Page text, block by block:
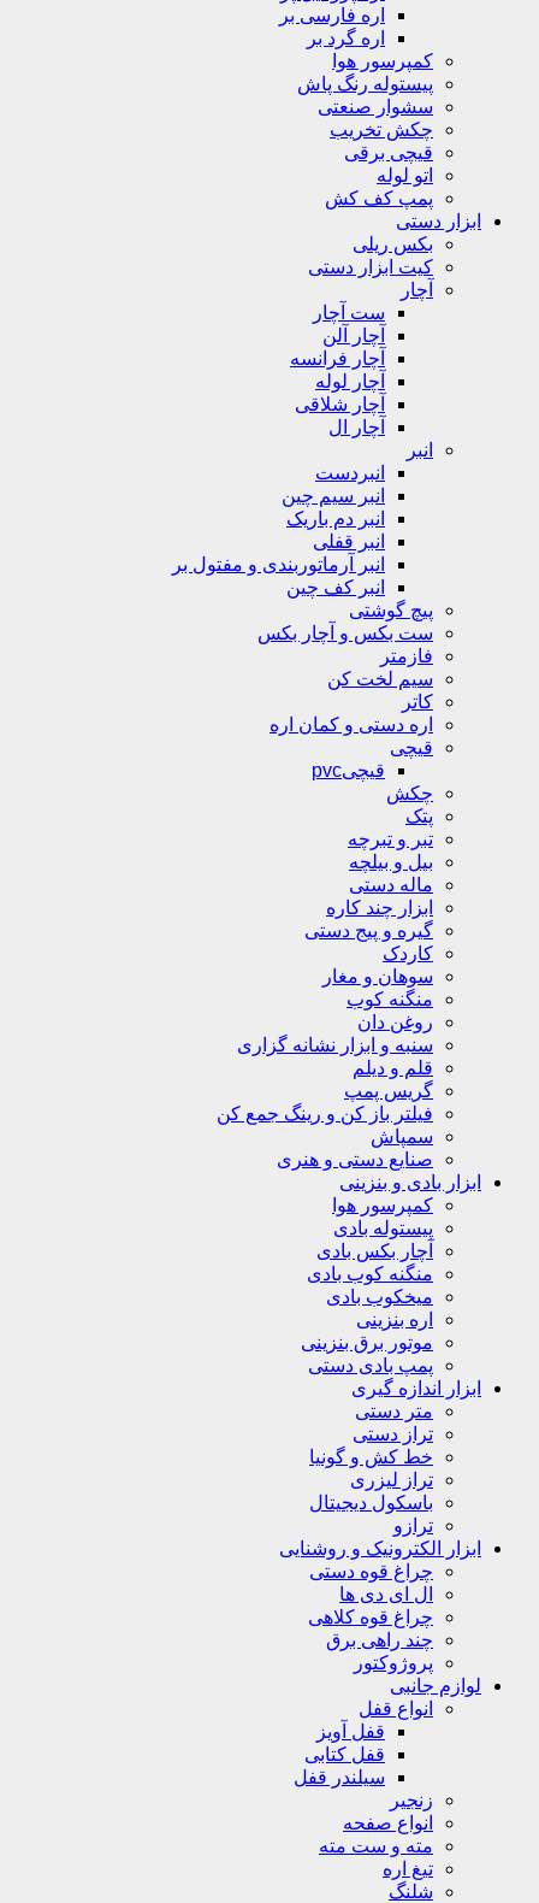
اره فارسی بر
اره گرد بر
کمپرسور هوا
پیستوله رنگ پاش
سشوار صنعتی
چکش تخریب
قیچی برقی
اتو لوله
پمپ کف کش
ابزار دستی
بکس ریلی
کیت ابزار دستی
آچار
ست آچار
آچار آلن
آچار فرانسه
آچار لوله
آچار شلاقی
آچار ال
انبر
انبردست
انبر سیم چین
انبر دم باریک
انبر قفلی
انبر آرماتوربندی و مفتول بر
انبر کف چین
پیچ گوشتی
ست بکس و آچار بکس
فازمتر
سیم لخت کن
کاتر
اره دستی و کمان اره
قیچی
قیچیpvc
چکش
پتک
تبر و تبرچه
بیل و بیلچه
ماله دستی
ابزار چند کاره
گیره و پیج دستی
کاردک
سوهان و مغار
منگنه کوب
روغن دان
سنبه و ابزار نشانه گزاری
قلم و دیلم
گریس پمپ
فیلتر باز کن و رینگ جمع کن
سمپاش
صنایع دستی و هنری
ابزار بادی و بنزینی
کمپرسور هوا
پیستوله بادی
آچار بکس بادی
منگنه کوب بادی
میخکوب بادی
اره بنزینی
موتور برق بنزینی
پمپ بادی دستی
ابزار اندازه گیری
متر دستی
تراز دستی
خط کش و گونیا
تراز لیزری
باسکول دیجیتال
ترازو
ابزار الکترونیک و روشنایی
چراغ قوه دستی
ال ای دی ها
چراغ قوه کلاهی
چند راهی برق
پروژوکتور
لوازم جانبی
انواع قفل
قفل آویز
قفل کتابی
سیلندر قفل
زنجیر
انواع صفحه
مته و ست مته
تیغ اره
شلنگ